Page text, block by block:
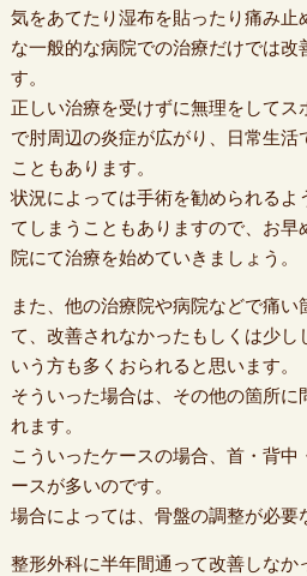
気をあてたり湿布を貼ったり痛み止
な一般的な病院での治療だけでは改
す。
正しい治療を受けずに無理をしてス
で肘周辺の炎症が広がり、日常生活
こともあります。
状況によっては手術を勧められるよ
てしまうこともありますので、お早
院にて治療を始めていきましょう。
また、他の治療院や病院などで痛い
て、改善されなかったもしくは少し
いう方も多くおられると思います。
そういった場合は、その他の箇所に
れます。
こういったケースの場合、首・背
ースが多いのです。
場合によっては、骨盤の調整が必要
整形外科に半年間通って改善しなか